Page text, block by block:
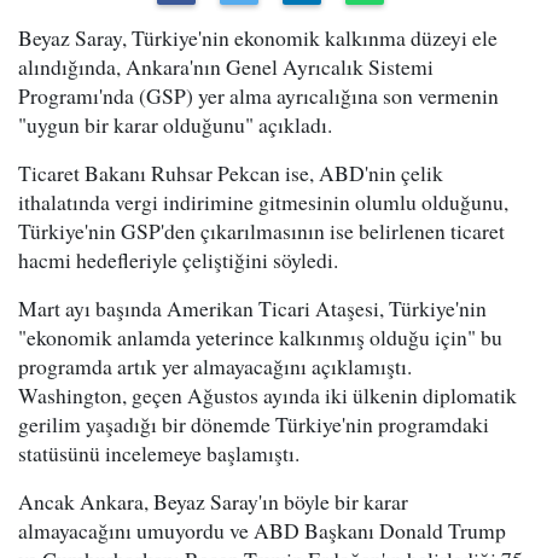
Beyaz Saray, Türkiye'nin ekonomik kalkınma düzeyi ele
alındığında, Ankara'nın Genel Ayrıcalık Sistemi
Programı'nda (GSP) yer alma ayrıcalığına son vermenin
"uygun bir karar olduğunu" açıkladı.
Ticaret Bakanı Ruhsar Pekcan ise, ABD'nin çelik
ithalatında vergi indirimine gitmesinin olumlu olduğunu,
Türkiye'nin GSP'den çıkarılmasının ise belirlenen ticaret
hacmi hedefleriyle çeliştiğini söyledi.
Mart ayı başında Amerikan Ticari Ataşesi, Türkiye'nin
"ekonomik anlamda yeterince kalkınmış olduğu için" bu
programda artık yer almayacağını açıklamıştı.
Washington, geçen Ağustos ayında iki ülkenin diplomatik
gerilim yaşadığı bir dönemde Türkiye'nin programdaki
statüsünü incelemeye başlamıştı.
Ancak Ankara, Beyaz Saray'ın böyle bir karar
almayacağını umuyordu ve ABD Başkanı Donald Trump